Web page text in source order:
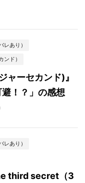
あり）
ド）
ャーセカンド)』
！？」の感想
あり）
third secret（3